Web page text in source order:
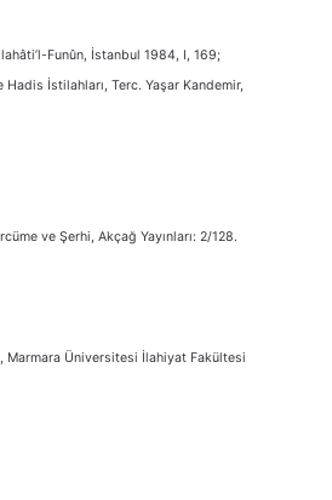
Funûn, İstanbul 1984, I, 169;
İstilahları, Terc. Yaşar Kandemir,
ve Şerhi, Akçağ Yayınları: 2/128.
Marmara Üniversitesi İlahiyat Fakültesi